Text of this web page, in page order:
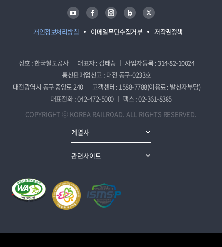
개인정보처리방침 이메일무단수집거부 저작권정책
유튜브 페이스북 인스타그램 블로그 트위터
상호 : 한국철도공사 대표자 : 김태승
사업자등록 : 314-82-10024
통신판매업신고 : 대전 동구-0233호
대전광역시 동구 중앙로 240
고객센터 : 1588-7788(이용료 : 발신자부담)
대표전화 : 042-472-5000
팩스 : 02-361-8385
COPYRIGHT ⓒ KOREA RAILROAD. ALL RIGHTS RESERVED.
계열사
관련사이트